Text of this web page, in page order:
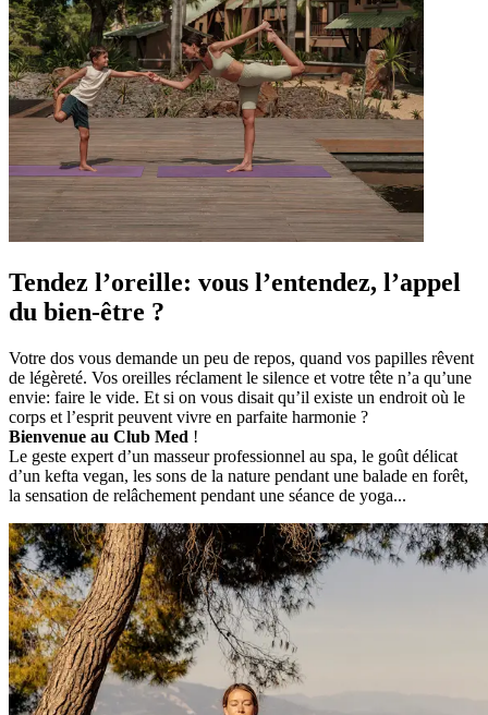
Tendez l’oreille: vous l’entendez, l’appel
du bien-être ?
Votre dos vous demande un peu de repos, quand vos papilles rêvent
de légèreté. Vos oreilles réclament le silence et votre tête n’a qu’une
envie: faire le vide. Et si on vous disait qu’il existe un endroit où le
corps et l’esprit peuvent vivre en parfaite harmonie ?
Bienvenue au Club Med !
Le geste expert d’un masseur professionnel au spa, le goût délicat
d’un kefta vegan, les sons de la nature pendant une balade en forêt,
la sensation de relâchement pendant une séance de yoga...